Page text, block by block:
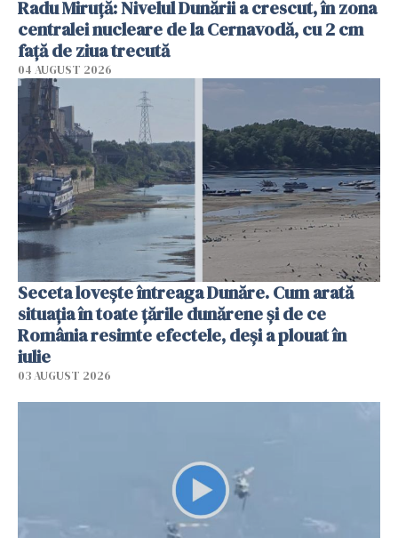
Radu Miruţă: Nivelul Dunării a crescut, în zona
centralei nucleare de la Cernavodă, cu 2 cm
faţă de ziua trecută
04 AUGUST 2026
Seceta lovește întreaga Dunăre. Cum arată
situația în toate țările dunărene și de ce
România resimte efectele, deși a plouat în
iulie
03 AUGUST 2026